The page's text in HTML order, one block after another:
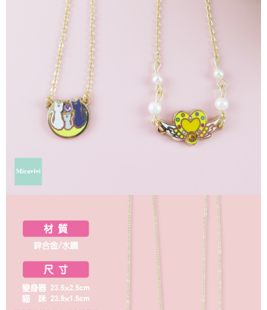
購買商品的店家。未經商家同意取消之訂單仍視為有效，需透過AFTEE先享
後付繳納相關費用。
※ 交易是否成功請以「AFTEE先享後付 」之結帳頁面顯示為準，若有關於
是否繳費成功／繳費後需取消欲退款等相關疑問，請聯繫「AFTEE先享後付
客戶支援中心」
https://netprotections.freshdesk.com/support/home
【注意事項】
１．透過由恩沛科技股份有限公司提供之「AFTEE先享後付」服務完成之交
易，需依本服務之必要範圍內提供個人資料，並將交易相關給付款項請求債
權轉讓予恩沛科技股份有限公司。
２．關於個人資料處理事宜，請瀏覽以下網址：
https://aftee.tw/terms/#terms3
３．未成年的使用者請事先徵得法定代理人或監護人之同意方可使用
「AFTEE先享後付」，若未經同意申辦者引起之損失，本公司不負相關責
任。
４．使用「AFTEE先享後付」時，將依據個別帳號之用戶狀況，依本公司即
５．嚴禁一人註冊多個帳號或使用他人資訊註冊。若發現惡意使用之情形，
恩沛科技股份有限公司將有權停止該用戶之使用額度並採取法律行動。
每筆NT$60，滿NT$499(含以上)免運費
付款後7-11取貨
每筆NT$60，滿NT$499(含以上)免運費
每筆NT$120，滿NT$499(含以上)免運費
查看運費